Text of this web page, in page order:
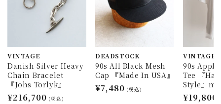
VINTAGE
Danish Silver Heavy
Chain Bracelet
『Johs Torlyk』
通
¥216,700 (税込)
DEADSTOCK
90s All Black Mesh
Cap 『Made In USA』
通
¥7,480 (税込)
VINTAGE
90s
Tee 『
Style』
通
¥19,800